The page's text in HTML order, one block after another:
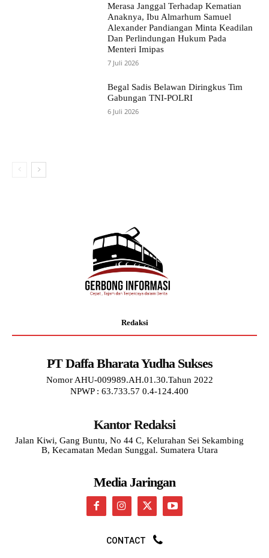
Merasa Janggal Terhadap Kematian
Anaknya, Ibu Almarhum Samuel
Alexander Pandiangan Minta Keadilan
Dan Perlindungan Hukum Pada
Menteri Imipas
7 Juli 2026
Begal Sadis Belawan Diringkus Tim
Gabungan TNI-POLRI
6 Juli 2026
Redaksi
PT Daffa Bharata Yudha Sukses
Nomor AHU-009989.AH.01.30.Tahun 2022
NPWP : 63.733.57 0.4-124.400
Kantor Redaksi
Jalan Kiwi, Gang Buntu, No 44 C, Kelurahan Sei Sekambing
B, Kecamatan Medan Sunggal. Sumatera Utara
Media Jaringan
CONTACT